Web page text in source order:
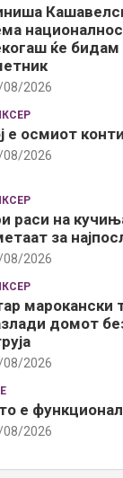
ќе
08/2026
е осмиот
08/2026
раси на
за
08/2026
марокански
домот
08/2026
е
08/2026